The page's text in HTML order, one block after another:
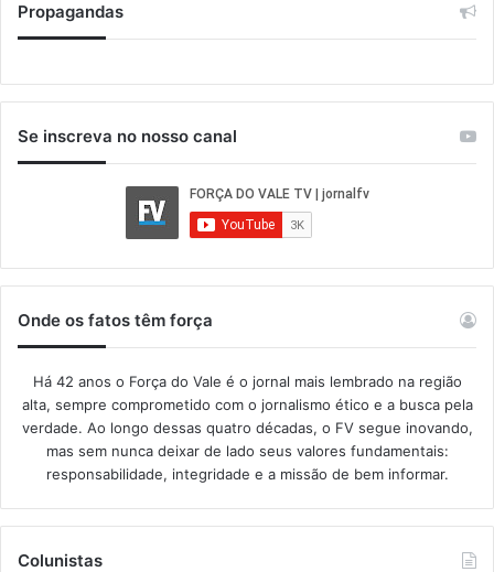
Propagandas
Se inscreva no nosso canal
Onde os fatos têm força
Há 42 anos o Força do Vale é o jornal mais lembrado na região
alta, sempre comprometido com o jornalismo ético e a busca pela
verdade. Ao longo dessas quatro décadas, o FV segue inovando,
mas sem nunca deixar de lado seus valores fundamentais:
responsabilidade, integridade e a missão de bem informar.​
Colunistas